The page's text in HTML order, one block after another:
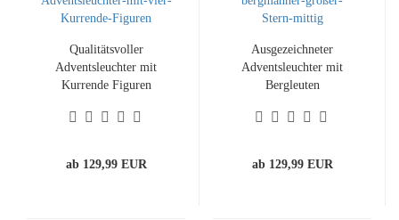
Qualitätsvoller
Adventsleuchter mit
Kurrende Figuren
ab 129,99 EUR
Ausgezeichneter
Adventsleuchter mit
Bergleuten
ab 129,99 EUR